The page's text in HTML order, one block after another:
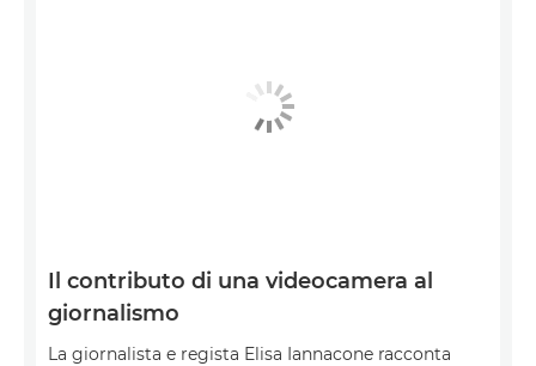
Il contributo di una videocamera al
giornalismo
La giornalista e regista Elisa Iannacone racconta